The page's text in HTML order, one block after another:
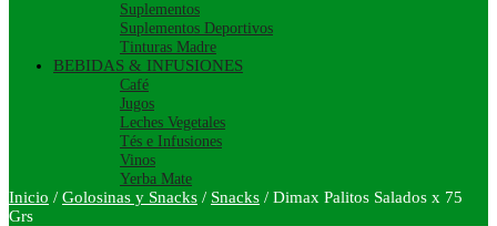
Suplementos
Suplementos Deportivos
Tinturas Madre
BEBIDAS & INFUSIONES
Café
Jugos
Leches Vegetales
Tés e Infusiones
Vinos
Yerba Mate
Inicio / Golosinas y Snacks / Snacks / Dimax Palitos Salados x 75
Grs